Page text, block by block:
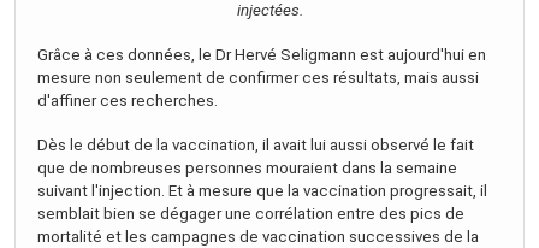
injectées.
Grâce à ces données, le Dr Hervé Seligmann est aujourd'hui en
mesure non seulement de confirmer ces résultats, mais aussi
d'affiner ces recherches.
Dès le début de la vaccination, il avait lui aussi observé le fait
que de nombreuses personnes mouraient dans la semaine
suivant l'injection. Et à mesure que la vaccination progressait, il
semblait bien se dégager une corrélation entre des pics de
mortalité et les campagnes de vaccination successives de la